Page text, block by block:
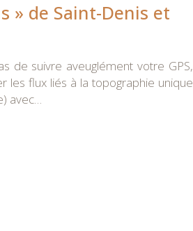
» de Saint-Denis et
de suivre aveuglément votre GPS,
les flux liés à la topographie unique
avec…